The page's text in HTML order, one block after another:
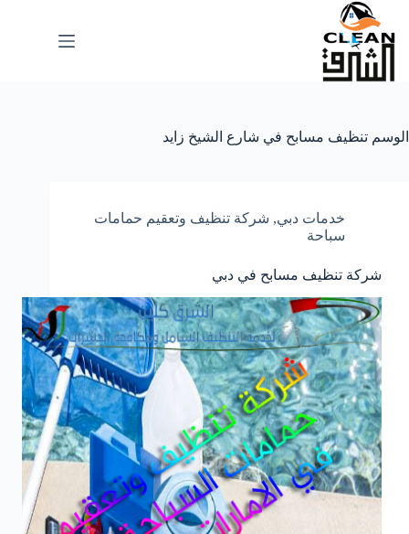
التجاوز
المحتوى
الوسم تنظيف مسابح في شارع الشيخ زايد
خدمات دبي, شركة تنظيف وتعقيم حمامات
سباحة
شركة تنظيف مسابح في دبي